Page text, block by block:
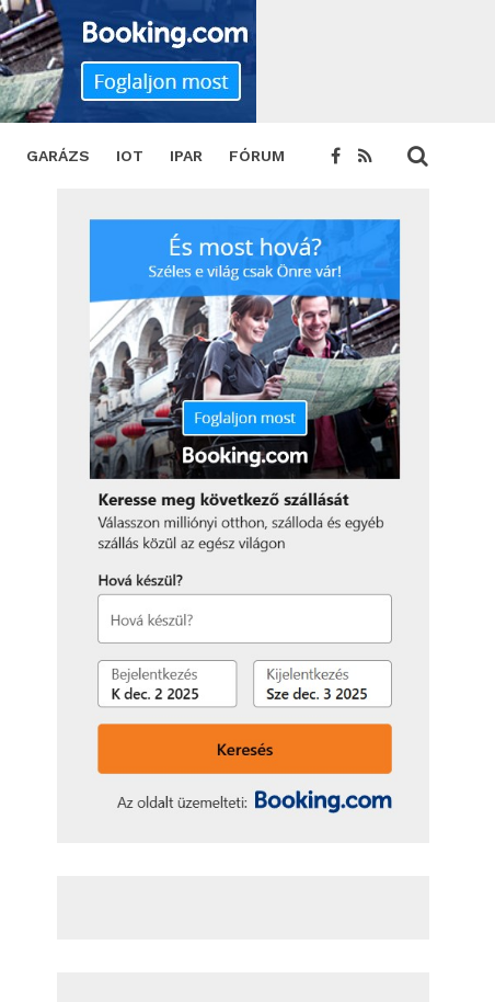
GARÁZS IOT IPAR FÓRUM